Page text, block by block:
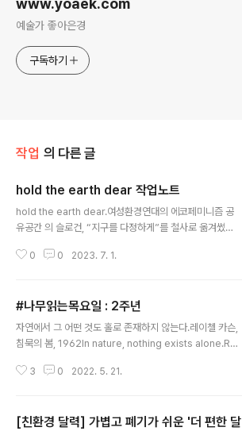
www.yoaek.com
예술가 좋아은경
구독하기
작업 의 다른 글
hold the earth dear 작업노트
hold the earth dear.여성환경연대의 에코페미니즘 공
유공간 의 슬로건, “지구를 다정하게”를 철사로 옮겨썼습
atly (=cherish)높이 평가하다, 크게 신경 쓰다 (=소중히
loved or valued very much매우 사랑받거나 가치 있
게 여기는존 버거의 책 《모든 것을 소중히 하라》의 영어 원
제이자, 책에 실린 개리스 에번스의 시 〈hold everything
든 것을 소중히 하라》는..
0 0 2023. 7. 1.
#나무읽는목요일 : 2주년
자연에서 그 어떤 것도 홀로 존재하지 않는다.레이첼 카슨,
침묵의 봄, 1962In nature, nothing exists alone.Rac
장 읽기. 2020년 5월 21일 목요일 시작한 철사 필사 프로
실질적, 물리적으로, 정서적으로, 환경적으로 얼마나 소중
3 0 2022. 5. 21.
[친환경 달력] 가볍고 폐기가 쉬운 '더 편한 달